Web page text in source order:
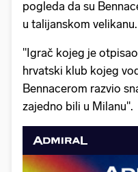
pogleda da su
u talijanskom
"Igrač kojeg je
hrvatski klub kojeg
Bennacerom razvio
zajedno bili u Milanu".